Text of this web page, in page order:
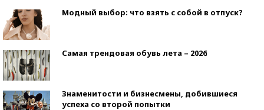
Модный выбор: что взять с собой в отпуск?
Самая трендовая обувь лета – 2026
Знаменитости и бизнесмены, добившиеся
успеха со второй попытки